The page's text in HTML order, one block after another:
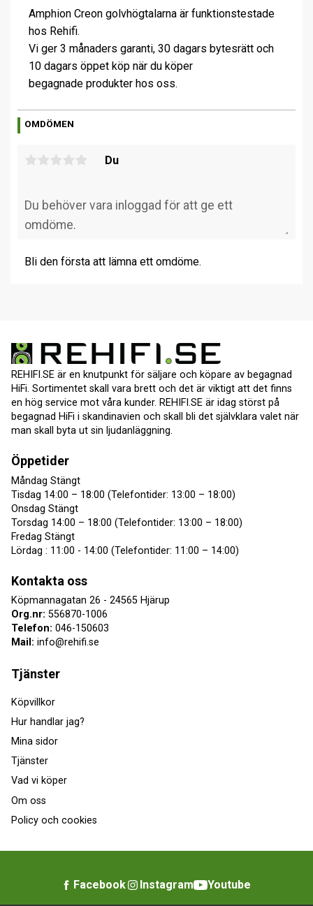
Amphion Creon golvhögtalarna är funktionstestade
hos Rehifi.
Vi ger 3 månaders garanti, 30 dagars bytesrätt och
10 dagars öppet köp när du köper
begagnade produkter hos oss.
OMDÖMEN
Du
Bli den första att lämna ett omdöme.
REHIFI.SE är en knutpunkt för säljare och köpare av begagnad
HiFi. Sortimentet skall vara brett och det är viktigt att det finns
en hög service mot våra kunder. REHIFI.SE är idag störst på
begagnad HiFi i skandinavien och skall bli det självklara valet när
man skall byta ut sin ljudanläggning.
Öppetider
Måndag Stängt
Tisdag 14:00 – 18:00 (Telefontider: 13:00 – 18:00)
Onsdag Stängt
Torsdag 14:00 – 18:00 (Telefontider: 13:00 – 18:00)
Fredag Stängt
Lördag : 11:00 - 14:00 (Telefontider: 11:00 – 14:00)
Kontakta oss
Köpmannagatan 26 - 24565 Hjärup
Org.nr: 556870-1006
Telefon: 046-150603
Mail: info@rehifi.se
Tjänster
Köpvillkor
Hur handlar jag?
Mina sidor
Tjänster
Vad vi köper
Om oss
Policy och cookies
Facebook Instagram Youtube